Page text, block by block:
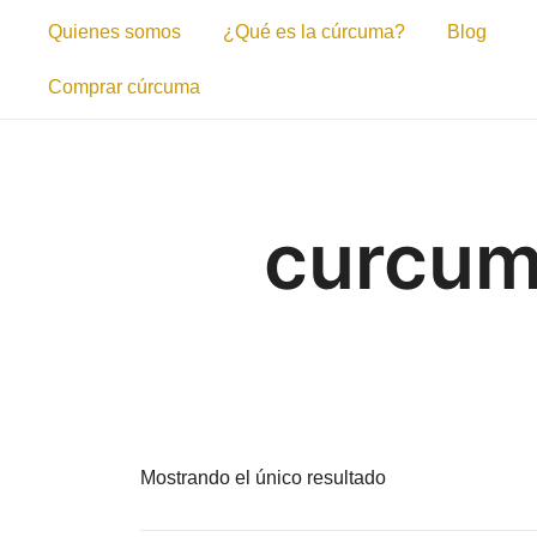
contenido
Quienes somos ¿Qué es la cúrcuma? Blog
Comprar cúrcuma
Mostrando el único resultado